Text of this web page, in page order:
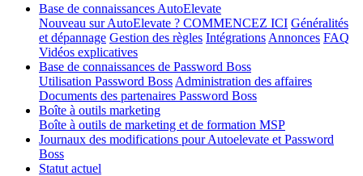
Base de connaissances AutoElevate
Nouveau sur AutoElevate ? COMMENCEZ ICI Généralités
et dépannage Gestion des règles Intégrations Annonces FAQ
Vidéos explicatives
Base de connaissances de Password Boss
Utilisation Password Boss Administration des affaires
Documents des partenaires Password Boss
Boîte à outils marketing
Boîte à outils de marketing et de formation MSP
Journaux des modifications pour Autoelevate et Password
Boss
Statut actuel